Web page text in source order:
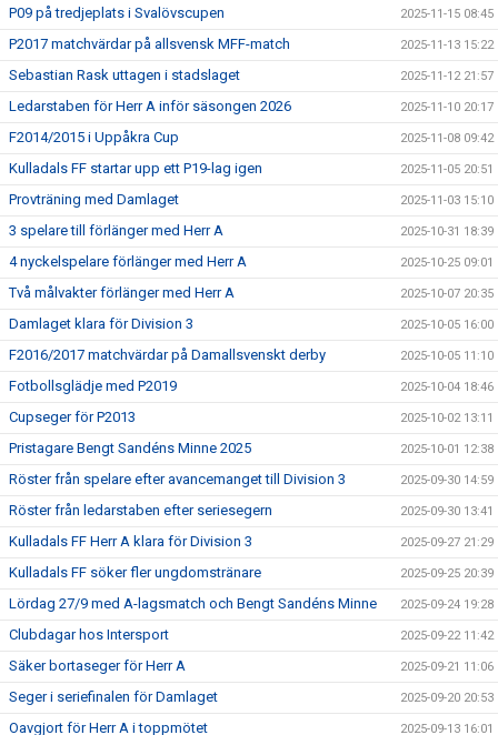
P09 på tredjeplats i Svalövscupen 2025-11-15 08:45
P2017 matchvärdar på allsvensk MFF-match 2025-11-13 15:22
Sebastian Rask uttagen i stadslaget 2025-11-12 21:57
Ledarstaben för Herr A inför säsongen 2026 2025-11-10 20:17
F2014/2015 i Uppåkra Cup 2025-11-08 09:42
Kulladals FF startar upp ett P19-lag igen 2025-11-05 20:51
Provträning med Damlaget 2025-11-03 15:10
3 spelare till förlänger med Herr A 2025-10-31 18:39
4 nyckelspelare förlänger med Herr A 2025-10-25 09:01
Två målvakter förlänger med Herr A 2025-10-07 20:35
Damlaget klara för Division 3 2025-10-05 16:00
F2016/2017 matchvärdar på Damallsvenskt derby 2025-10-05 11:10
Fotbollsglädje med P2019 2025-10-04 18:46
Cupseger för P2013 2025-10-02 13:11
Pristagare Bengt Sandéns Minne 2025 2025-10-01 12:38
Röster från spelare efter avancemanget till Division 3 2025-09-30 14:59
Röster från ledarstaben efter seriesegern 2025-09-30 13:41
Kulladals FF Herr A klara för Division 3 2025-09-27 21:29
Kulladals FF söker fler ungdomstränare 2025-09-25 20:39
Lördag 27/9 med A-lagsmatch och Bengt Sandéns Minne 2025-09-24 19:28
Clubdagar hos Intersport 2025-09-22 11:42
Säker bortaseger för Herr A 2025-09-21 11:06
Seger i seriefinalen för Damlaget 2025-09-20 20:53
Oavgjort för Herr A i toppmötet 2025-09-13 16:01